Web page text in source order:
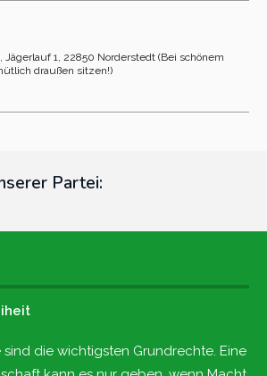
Jägerlauf 1, 22850 Norderstedt (Bei schönem
draußen sitzen!)
Partei:
sind die wichtigsten Grundrechte. Eine